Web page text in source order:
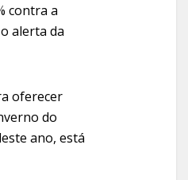
contra a
alerta da
oferecer
do
ano, está